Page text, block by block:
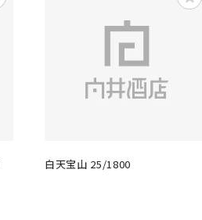
白天宝山 25/1800